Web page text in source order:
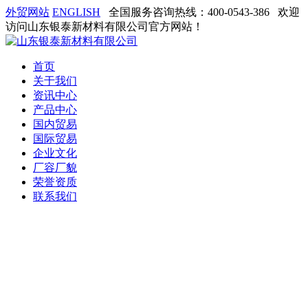
外贸网站 ENGLISH 全国服务咨询热线：400-0543-386 欢迎
访问山东银泰新材料有限公司官方网站！
首页
关于我们
资讯中心
产品中心
国内贸易
国际贸易
企业文化
厂容厂貌
荣誉资质
联系我们